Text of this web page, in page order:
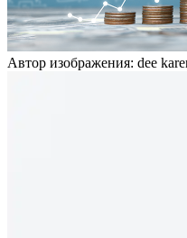
Автор изображения: dee